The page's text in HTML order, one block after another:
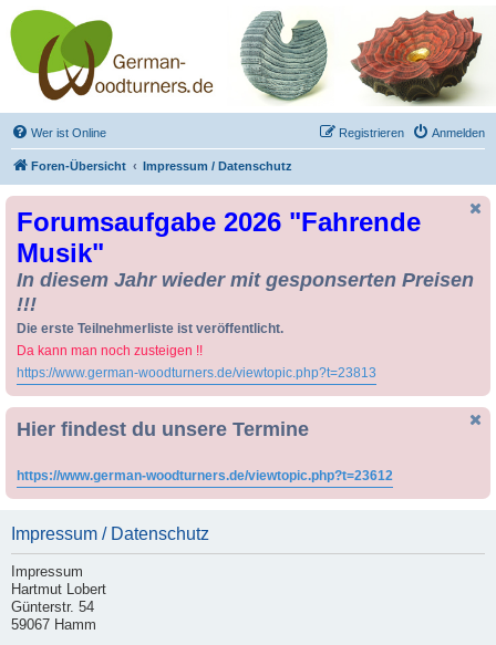
Drechseln und
Kunsthandwerk -
German-Woodturners
*Forum Sauerland*
Der Treffpunkt für Drechsler und Freunde des Kunsthandwerks
Wer ist Online Anmelden
Registrieren
Foren-Übersicht Impressum / Datenschutz
Forumsaufgabe 2026 "Fahrende
Musik"
In diesem Jahr wieder mit gesponserten Preisen
!!!
Die erste Teilnehmerliste ist veröffentlicht.
Da kann man noch zusteigen !!
https://www.german-woodturners.de/viewtopic.php?t=23813
Hier findest du unsere Termine
https://www.german-woodturners.de/viewtopic.php?t=23612
Impressum / Datenschutz
Impressum
Hartmut Lobert
Günterstr. 54
59067 Hamm